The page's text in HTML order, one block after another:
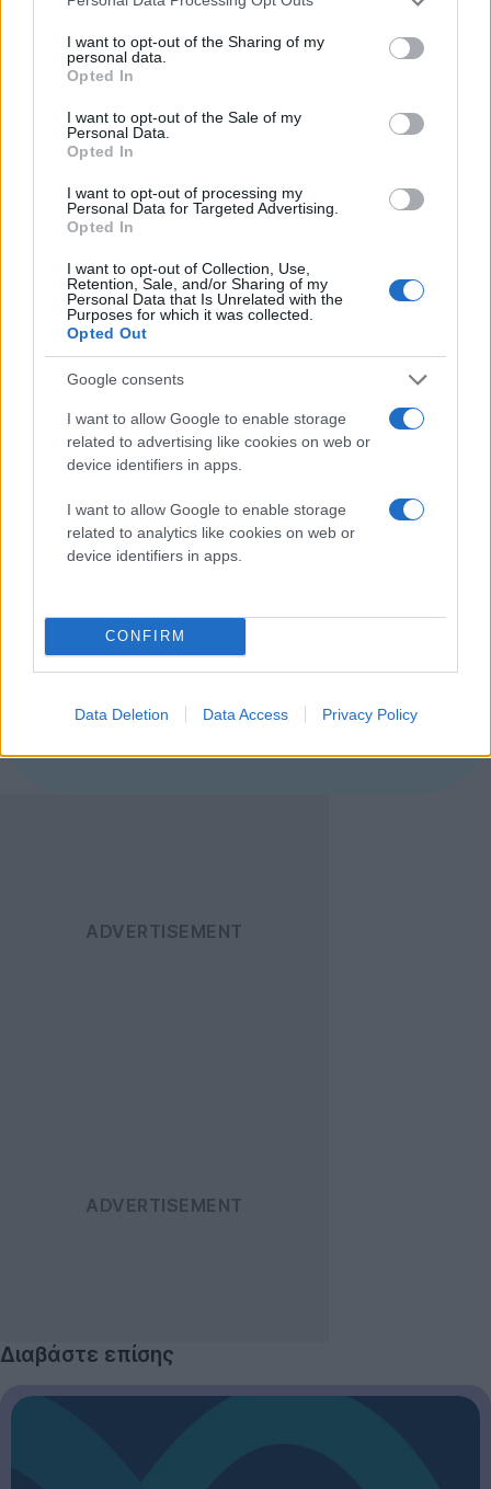
not limited to your visit or usage behaviour. You may click to
grant or deny consent to Google and its third-party tags to
use your data for below specified purposes in below Google
consent section.
I want to opt-out of the Sharing of my
personal data.
Opted In
I want to opt-out of the Sale of my
Personal Data.
Opted In
I want to opt-out of processing my
Personal Data for Targeted Advertising.
Opted In
I want to opt-out of Collection, Use,
Retention, Sale, and/or Sharing of my
Personal Data that Is Unrelated with the
Purposes for which it was collected.
Opted Out
Google consents
I want to allow Google to enable storage
related to advertising like cookies on web or
device identifiers in apps.
I want to allow Google to enable storage
related to analytics like cookies on web or
device identifiers in apps.
CONFIRM
Data Deletion Data Access Privacy Policy
στο News Feed έως και δυο φορές μεγαλύτερες από
ό,τι τώρα, ενώ η νέα διάταξη θα χωρά περισσότερες
φωτογραφίες από ένα άλμπουμ (δείτε παραπάνω την
παλιά και τη νέα διάταξη). Επιπλέον, το κείμενο θα
εμφανίζεται κι αυτό με τη σειρά του μεγαλύτερο και
πιο "απλωμένο".
Οι αλλαγές αναμένεται να εμφανιστούν σταδιακά
στους χρήστες του Facebook και μέσα στις επόμενες
μέρες θα είναι ορατές σε όλους.
techcrunch]
Ακολουθήστε το
Techgear.gr στο Google
Newsγια να
ενημερώνεστε άμεσα
Διαβάστε επίσης